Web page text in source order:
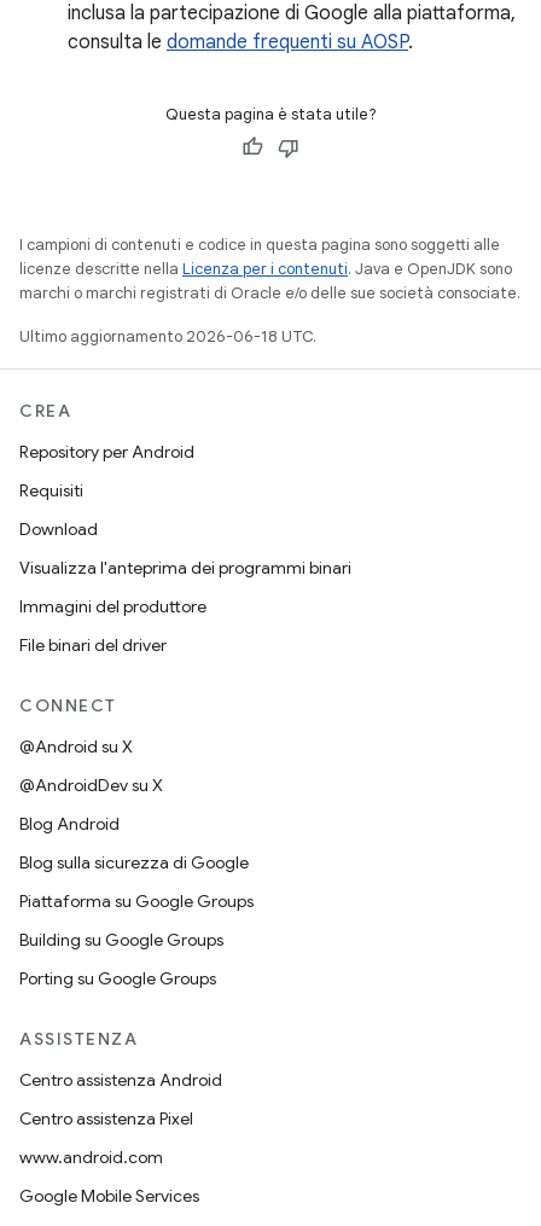
inclusa la partecipazione di Google alla piattaforma,
consulta le domande frequenti su AOSP.
Questa pagina è stata utile?
I campioni di contenuti e codice in questa pagina sono soggetti alle
licenze descritte nella Licenza per i contenuti. Java e OpenJDK sono
marchi o marchi registrati di Oracle e/o delle sue società consociate.
Ultimo aggiornamento 2026-06-18 UTC.
CREA
Repository per Android
Requisiti
Download
Visualizza l'anteprima dei programmi binari
Immagini del produttore
File binari del driver
CONNECT
@Android su X
@AndroidDev su X
Blog Android
Blog sulla sicurezza di Google
Piattaforma su Google Groups
Building su Google Groups
Porting su Google Groups
ASSISTENZA
Centro assistenza Android
Centro assistenza Pixel
www.android.com
Google Mobile Services